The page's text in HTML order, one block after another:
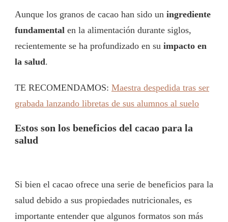
Aunque los granos de cacao han sido un ingrediente
fundamental en la alimentación durante siglos,
recientemente se ha profundizado en su impacto en
la salud.
TE RECOMENDAMOS: Maestra despedida tras ser
grabada lanzando libretas de sus alumnos al suelo
Estos son los beneficios del cacao para la
salud
Si bien el cacao ofrece una serie de beneficios para la
salud debido a sus propiedades nutricionales, es
importante entender que algunos formatos son más